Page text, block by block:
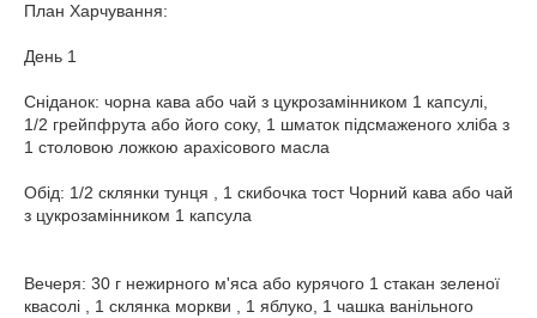
План Харчування:
День 1
Сніданок: чорна кава або чай з цукрозамінником 1 капсулі,
1/2 грейпфрута або його соку, 1 шматок підсмаженого хліба з
1 столовою ложкою арахісового масла
Обід: 1/2 склянки тунця , 1 скибочка тост Чорний кава або чай
з цукрозамінником 1 капсула
Вечеря: 30 г нежирного м'яса або курячого 1 стакан зеленої
квасолі , 1 склянка моркви , 1 яблуко, 1 чашка ванільного